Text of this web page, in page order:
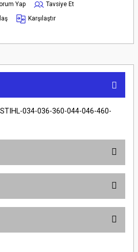
Yap
Tavsiye Et
Karşılaştır
STIHL-034-036-360-044-046-460-